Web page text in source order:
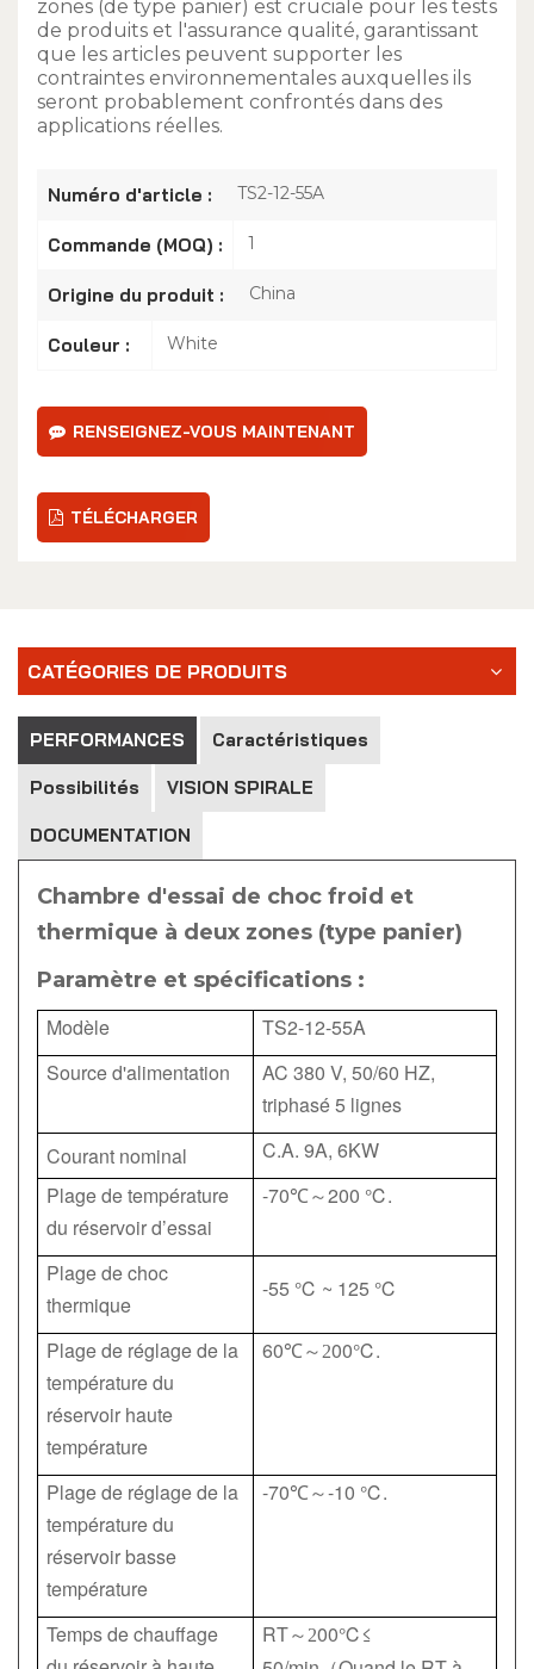
zones (de type panier) est cruciale pour les tests
de produits et l'assurance qualité, garantissant
que les articles peuvent supporter les
contraintes environnementales auxquelles ils
seront probablement confrontés dans des
applications réelles.
Numéro d'article : TS2-12-55A
Commande (MOQ) : 1
Origine du produit : China
Couleur : White
RENSEIGNEZ-VOUS MAINTENANT
TÉLÉCHARGER
CATÉGORIES DE PRODUITS
PERFORMANCES Caractéristiques
Possibilités VISION SPIRALE
DOCUMENTATION
Chambre d'essai de choc froid et
thermique à deux zones (type panier)
Paramètre et spécifications :
Modèle
TS2-12-55A
Source d'alimentation
AC 380 V, 50/60 HZ,
triphasé 5 lignes
Courant nominal
C.A. 9A, 6KW
Plage de température
du réservoir d’essai
-70℃～200 ℃.
Plage de choc
thermique
-55 ℃ ~ 125 ℃
Plage de réglage de la
température du
réservoir haute
température
60℃～ 200℃.
Plage de réglage de la
température du
réservoir basse
température
-70℃～-10 ℃.
Temps de chauffage
RT～ 200℃≤